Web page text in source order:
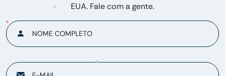
EUA. Fale com a gente.
NOME COMPLETO